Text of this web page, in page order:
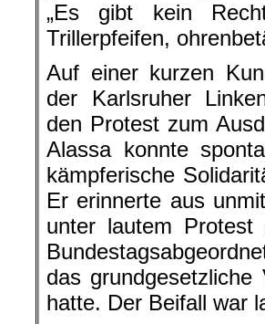
„Es gibt kein
Trillerpfeifen,
Auf einer kurzen
der Karlsruher
den Protest zum
Alassa konnte
kämpferische
Er erinnerte aus
unter lautem
das
hatte. Der Beifall war